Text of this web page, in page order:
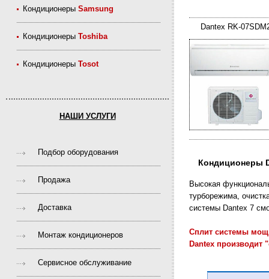
КондиционерыSamsung
КондиционерыToshiba
КондиционерыTosot
НАШИ УСЛУГИ
Подбор оборудования
Продажа
Доставка
Монтаж кондиционеров
Сервисное обслуживание
Dantex RK-
Кондиционеры
Высокая
турборежима,
системы Dantex 7
Сплит системы
Dantex производит